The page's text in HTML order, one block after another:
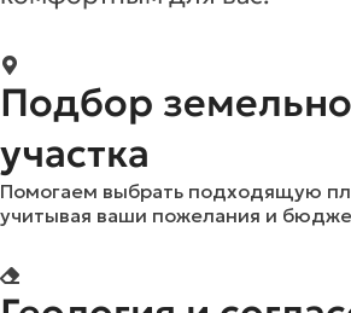
Подбор
участка
Помогаем выбрать подходящую
учитывая ваши пожелания и